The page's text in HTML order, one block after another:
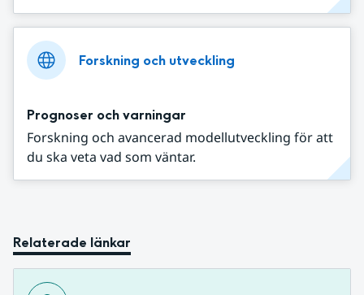
Forskning och utveckling
Prognoser och varningar
Forskning och avancerad modellutveckling för att
du ska veta vad som väntar.
Relaterade länkar